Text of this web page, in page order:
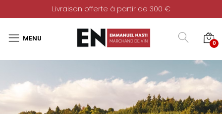
Livraison offerte à partir de 300 €
0